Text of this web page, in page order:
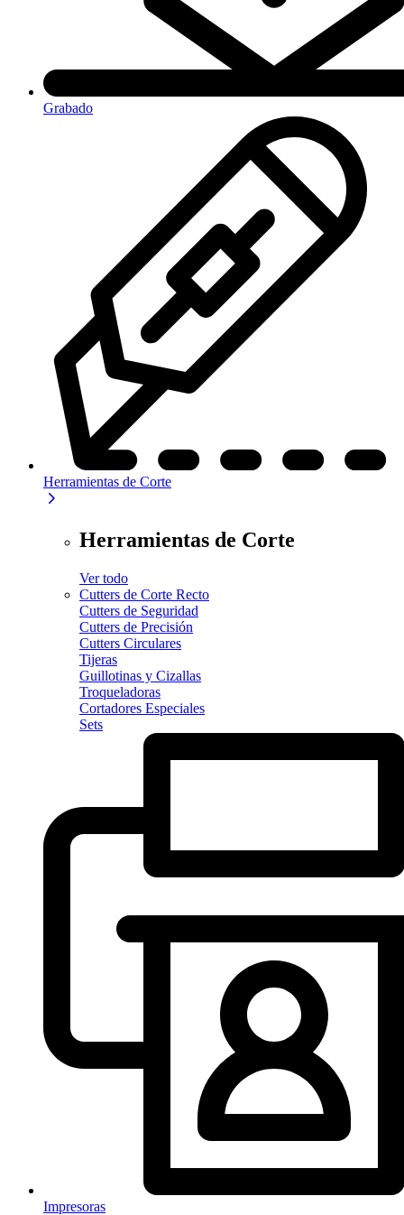
Grabado
Herramientas de Corte
Herramientas de Corte
Ver todo
Cutters de Corte Recto
Cutters de Seguridad
Cutters de Precisión
Cutters Circulares
Tijeras
Guillotinas y Cizallas
Troqueladoras
Cortadores Especiales
Sets
Impresoras